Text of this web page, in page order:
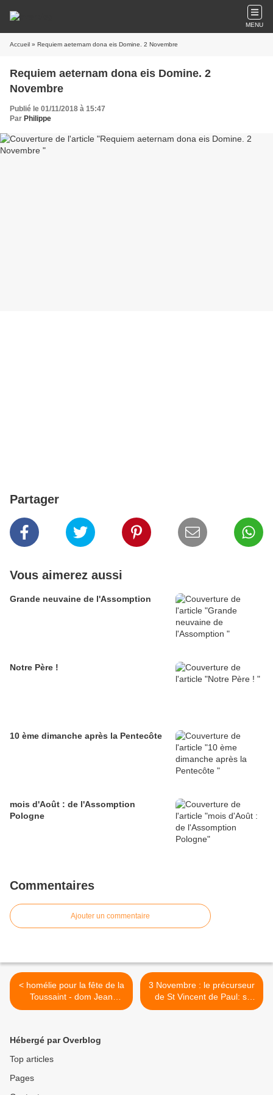
MENU
Accueil » Requiem aeternam dona eis Domine. 2 Novembre
Requiem aeternam dona eis Domine. 2
Novembre
Publié le 01/11/2018 à 15:47
Par Philippe
Partager
Vous aimerez aussi
Grande neuvaine de l'Assomption
Notre Père !
10 ème dimanche après la Pentecôte
mois d'Août : de l'Assomption
Pologne
Commentaires
Ajouter un commentaire
< homélie pour la fête de la
Toussaint - dom Jean
Pateau père abbé de
3 Novembre : le précurseur
de St Vincent de Paul: st
Martin de Porres op+ >
Hébergé par Overblog
Top articles
Pages